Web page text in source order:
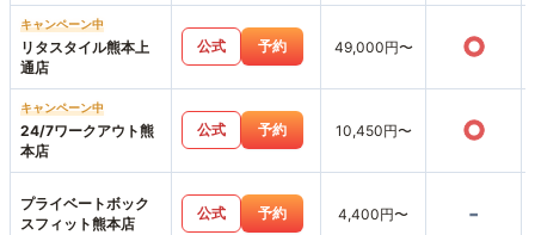
キャンペーン中
リタスタイル熊本上
通店
公式 予約 49,000円〜 ○
キャンペーン中
24/7ワークアウト熊
本店
公式 予約 10,450円〜 ○
プライベートボック
スフィット熊本店
公式 予約 4,400円〜 -